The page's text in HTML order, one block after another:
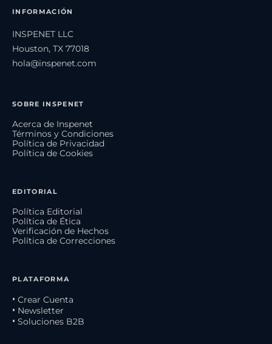
INFORMACIÓN
INSPENET LLC
Houston, TX 77018
hola@inspenet.com
SOBRE INSPENET
Acerca de Inspenet
Términos y Condiciones
Política de Privacidad
Política de Cookies
EDITORIAL
Política Editorial
Política de Ética
Verificación de Hechos
Política de Correcciones
PLATAFORMA
• Crear Cuenta
• Newsletter
• Soluciones B2B